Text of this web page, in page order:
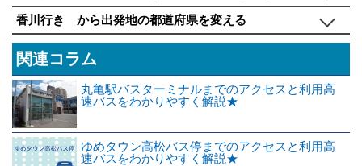
香川行き から出発地の都道府県を変える
関連コラム
丸亀駅バスターミナルまでのアクセスと利用高
速バスをわかりやすく解説★
ゆめタウン高松バス停までのアクセスと利用高
速バスをわかりやすく解説★